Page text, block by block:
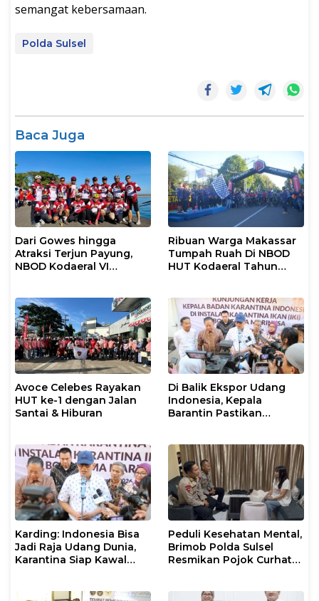
semangat kebersamaan.
Polda Sulsel
Baca Juga
Dari Gowes hingga
Atraksi Terjun Payung,
NBOD Kodaeral VI
Ribuan Warga Makassar
Tumpah Ruah Di NBOD
HUT Kodaeral Tahun
Avoce Celebes Rayakan
HUT ke-1 dengan Jalan
Santai & Hiburan
Di Balik Ekspor Udang
Indonesia, Kepala
Barantin Pastikan
Karding: Indonesia Bisa
Jadi Raja Udang Dunia,
Karantina Siap Kawal
Peduli Kesehatan Mental,
Brimob Polda Sulsel
Resmikan Pojok Curhat